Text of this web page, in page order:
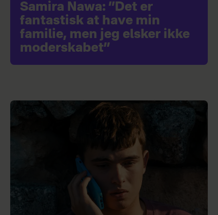
Samira Nawa: ”Det er
fantastisk at have min
familie, men jeg elsker ikke
moderskabet”